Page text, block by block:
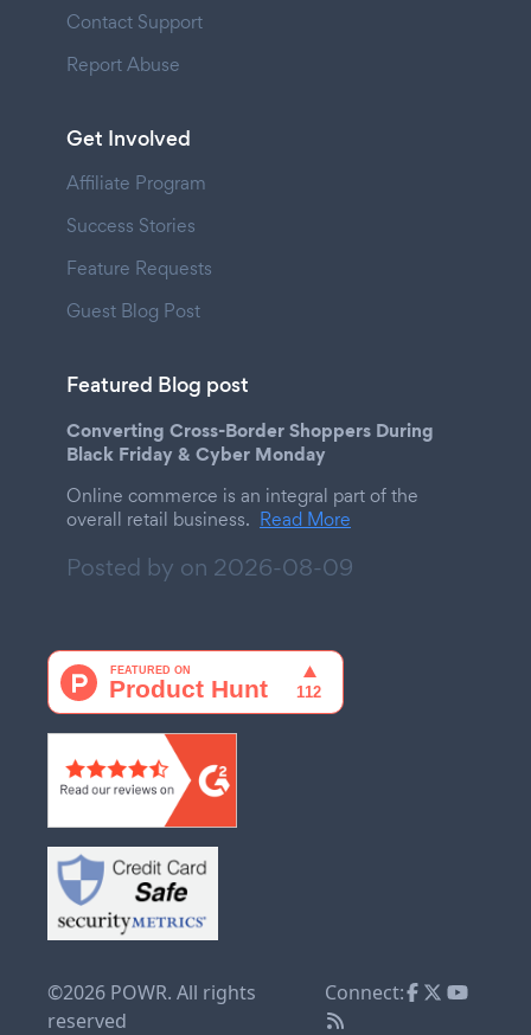
Contact Support
Report Abuse
Get Involved
Affiliate Program
Success Stories
Feature Requests
Guest Blog Post
Featured Blog post
Converting Cross-Border Shoppers During
Black Friday & Cyber Monday
Online commerce is an integral part of the
overall retail business. Read More
Posted by on 2026-08-09
©2026 POWR. All rights
reserved
Connect: